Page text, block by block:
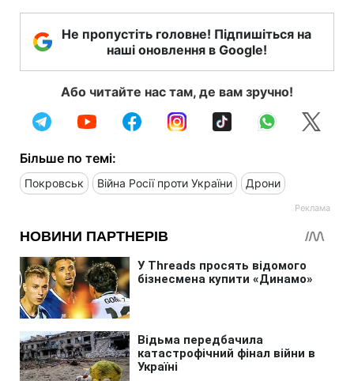
Не пропустіть головне! Підпишіться на
наші оновлення в Google!
Або читайте нас там, де вам зручно!
Більше по темі:
Покровськ Війна Росії проти України Дрони